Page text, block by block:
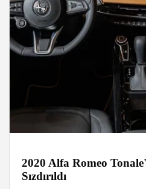
2020 Alfa Romeo
Sızdırıldı